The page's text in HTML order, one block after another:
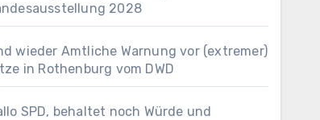
2028
wieder Amtliche Warnung vor (extremer)
in Rothenburg vom DWD
SPD, behaltet noch Würde und